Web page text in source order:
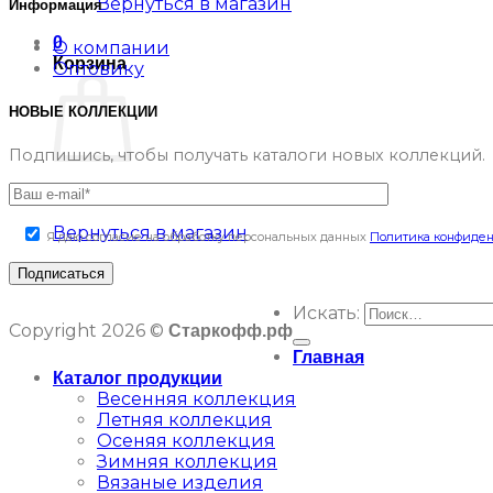
0
Корзина
Корзина пуста.
Вернуться в магазин
Информация
О компании
Оптовику
НОВЫЕ КОЛЛЕКЦИИ
Подпишись, чтобы получать каталоги новых коллекций.
Я даю согласие на обработку персональных данных Политика
Copyright 2026 © Старкофф.рф
Искать:
Главная
Каталог продукции
Весенняя коллекция
Летняя коллекция
Осеняя коллекция
Зимняя коллекция
Вязаные изделия